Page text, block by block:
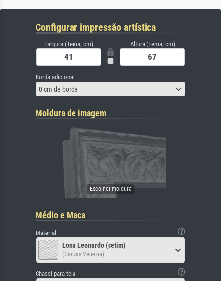
Configurar impressão artística
Largura (Tema, cm) Altura (Tema, cm)
Borda adicional
0 cm de borda
Moldura de imagem
Médio e Maca
Material
Lona Leonardo (cetim)
(Canvas Venezia)
Chassi para tela